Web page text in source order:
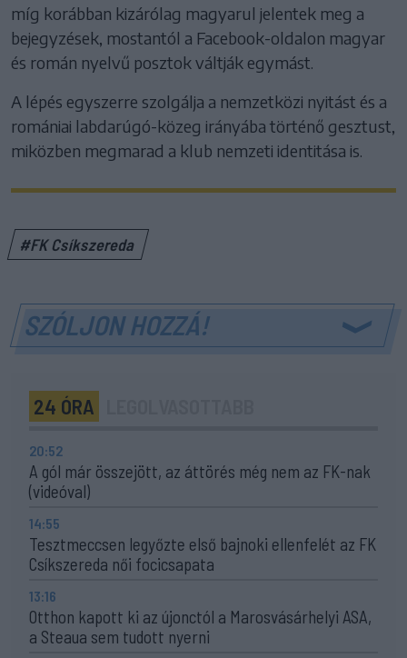
míg korábban kizárólag magyarul jelentek meg a
bejegyzések, mostantól a Facebook-oldalon magyar
és román nyelvű posztok váltják egymást.
A lépés egyszerre szolgálja a nemzetközi nyitást és a
romániai labdarúgó-közeg irányába történő gesztust,
miközben megmarad a klub nemzeti identitása is.
#FK Csíkszereda
SZÓLJON HOZZÁ!
24 ÓRA
20:52
A gól már összejött, az áttörés még nem az FK-nak
(videóval)
14:55
Tesztmeccsen legyőzte első bajnoki ellenfelét az FK
Csíkszereda női focicsapata
13:16
Otthon kapott ki az újonctól a Marosvásárhelyi ASA,
a Steaua sem tudott nyerni